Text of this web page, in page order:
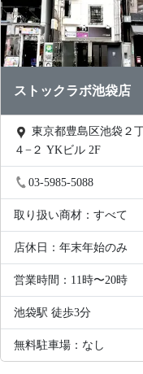
ストックラボ池袋店
東京都豊島区池袋２丁目
４−２ YKビル 2F
03-5985-5088
取り扱い商材：すべて
店休日：年末年始のみ
営業時間：11時〜20時
池袋駅 徒歩3分
無料駐車場：なし